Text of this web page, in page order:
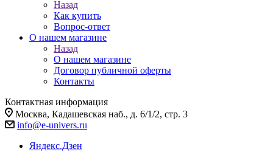
Назад
Как купить
Вопрос-ответ
О нашем магазине
Назад
О нашем магазине
Договор публичной оферты
Контакты
Контактная информация
Москва, Кадашевская наб., д. 6/1/2, стр. 3
info@e-univers.ru
Яндекс.Дзен